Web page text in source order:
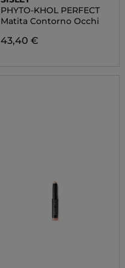
PHYTO-KHOL PERFECT
Matita Contorno Occhi
43,40 €